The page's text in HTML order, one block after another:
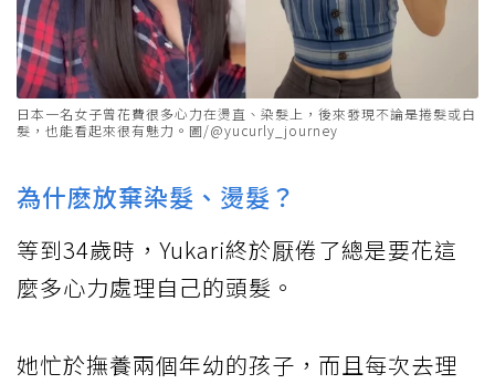
日本一名女子曾花費很多心力在燙直、染髮上，後來發現不論是捲髮或白
髮，也能看起來很有魅力。圖/@yucurly_journey
為什麽放棄染髮、燙髮？
等到34歲時，Yukari終於厭倦了總是要花這
麼多心力處理自己的頭髮。
她忙於撫養兩個年幼的孩子，而且每次去理